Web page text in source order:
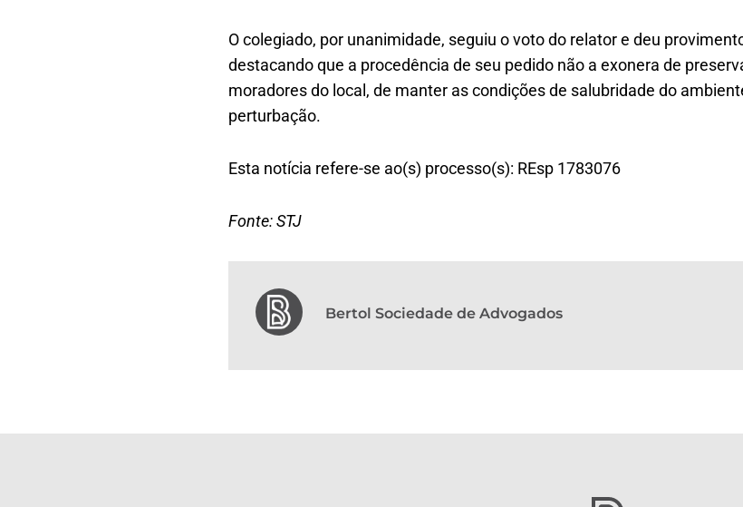
O colegiado, por unanimidade, seguiu o voto do relator e deu
destacando que a procedência de seu pedido não a exonera de
moradores do local, de manter as condições de salubridade do
perturbação.
Esta notícia refere-se ao(s) processo(s): REsp 1783076
Fonte: STJ
Bertol Sociedade de Advogados